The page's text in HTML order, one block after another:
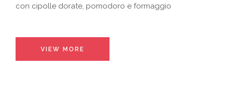
con cipolle dorate, pomodoro e formaggio
VIEW MORE